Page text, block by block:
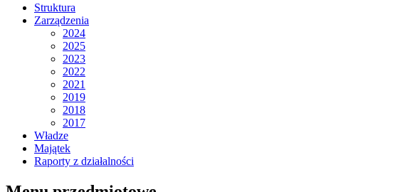
Struktura
Zarządzenia
2024
2025
2023
2022
2021
2019
2018
2017
Władze
Majątek
Raporty z działalności